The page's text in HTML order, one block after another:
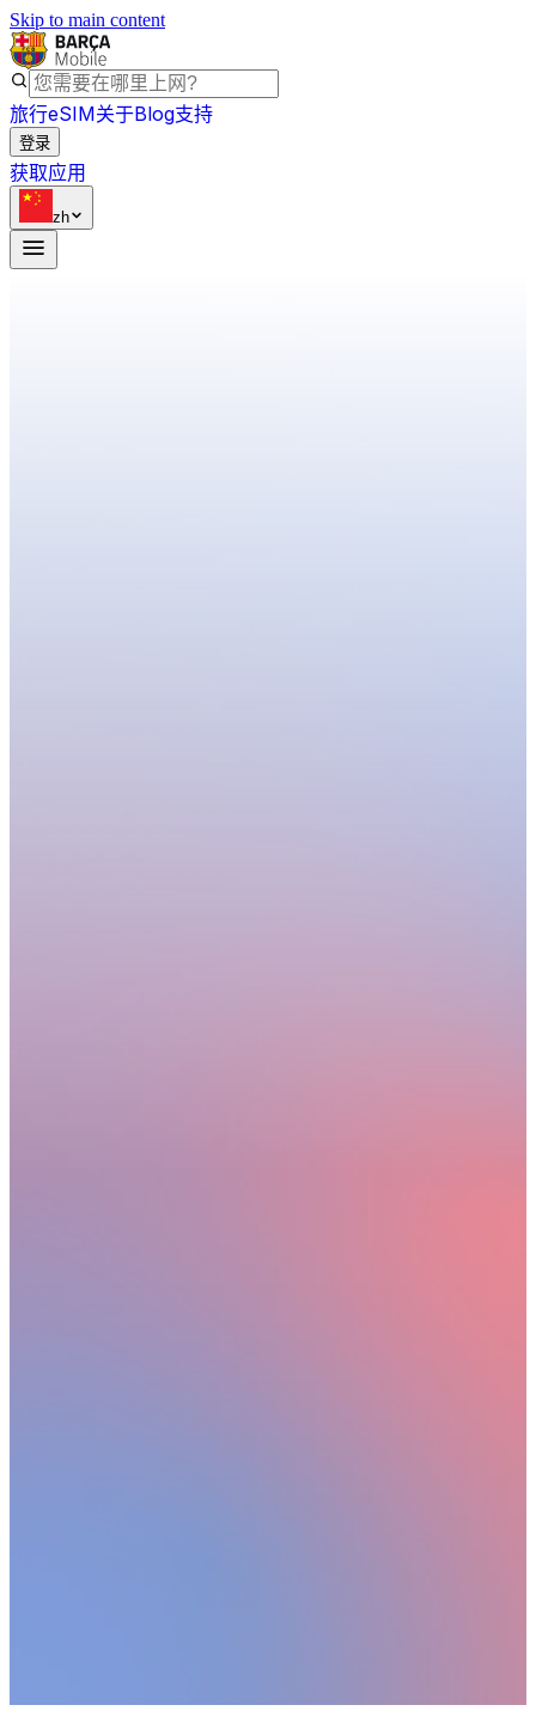
Skip to main content
旅行eSIM关于Blog支持
登录
获取应用
zh